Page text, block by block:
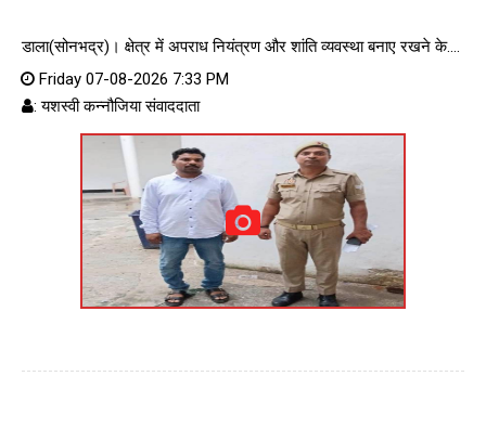
डाला(सोनभद्र)। क्षेत्र में अपराध नियंत्रण और शांति व्यवस्था बनाए रखने के....
Friday 07-08-2026 7:33 PM
: यशस्वी कन्नौजिया संवाददाता